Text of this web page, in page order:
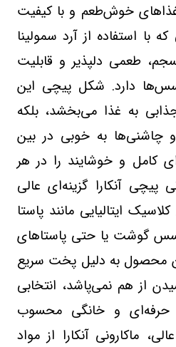
غذاهای خوش‌طعم و با کیفیت
با استفاده از آرد سمولینا
طعمی دلپذیر و قابلیت
سس‌ها دارد. شکل پیچی این
به غذا می‌بخشد، بلکه
به خوبی در بین
کامل و خوشایند را در هر
پیچی آنکارا گزینه‌ای عالی
ایتالیایی مانند پاستا
سس گوشت یا حتی پاستاهای
محصول به دلیل پخت سریع
از هم نمی‌پاشد، انتخابی
حرفه‌ای و خانگی محسوب
ماکارونی آنکارا از مواد